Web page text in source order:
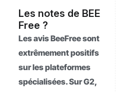
Les notes de BEE
Free ?
Les avis BeeFree sont
extrêmement positifs
sur les plateformes
spécialisées. Sur G2,